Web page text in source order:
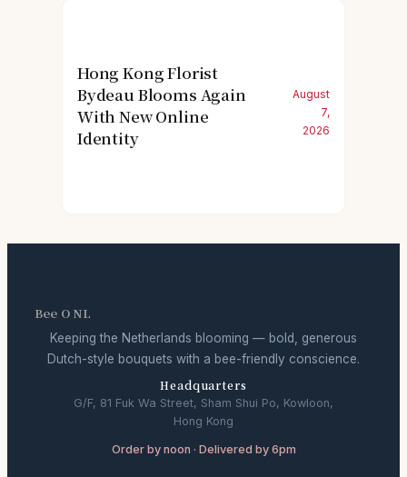
Hong Kong Florist
Bydeau Blooms Again
With New Online
Identity
August
7,
2026
Bee O NL
Keeping the Netherlands blooming — bold, generous
Dutch-style bouquets with a bee-friendly conscience.
Headquarters
G/F, 81 Fuk Wa Street, Sham Shui Po, Kowloon,
Hong Kong
Order by noon · Delivered by 6pm